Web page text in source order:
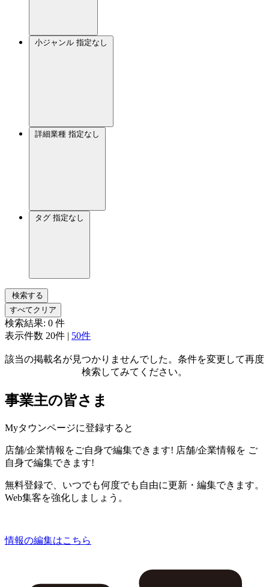
小ジャンル 指定なし
詳細業種 指定なし
タグ 指定なし
検索する
すべてクリア
検索結果: 0 件
表示件数 20件 | 50件
該当の掲載名が見つかりませんでした。条件を変更して再度
検索してみてください。
事業主の皆さま
Myタウンページに登録すると
店舗/企業情報をご自身で編集できます! 店舗/企業情報を ご
自身で編集できます!
無料登録で、いつでも何度でも自由に更新・編集できます。
Web集客を強化しましょう。
情報の編集はこちら